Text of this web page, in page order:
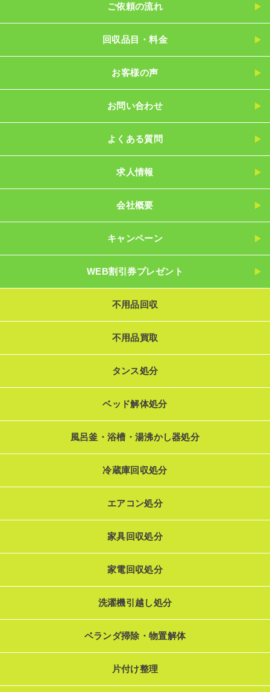
ご依頼の流れ
回収品目・料金
お客様の声
お問い合わせ
よくある質問
求人情報
会社概要
キャンペーン
WEB割引券プレゼント
不用品回収
不用品買取
タンス処分
ベッド解体処分
風呂釜・浴槽・湯沸かし器処分
冷蔵庫回収処分
エアコン処分
家具回収処分
家電回収処分
洗濯機引越し処分
ベランダ掃除・物置解体
片付け整理